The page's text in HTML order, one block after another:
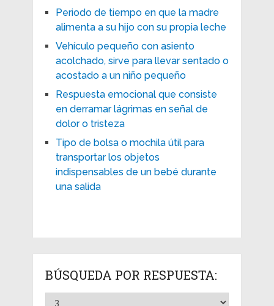
Periodo de tiempo en que la madre
alimenta a su hijo con su propia leche
Vehículo pequeño con asiento
acolchado, sirve para llevar sentado o
acostado a un niño pequeño
Respuesta emocional que consiste
en derramar lágrimas en señal de
dolor o tristeza
Tipo de bolsa o mochila útil para
transportar los objetos
indispensables de un bebé durante
una salida
BÚSQUEDA POR RESPUESTA: